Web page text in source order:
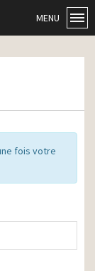
MENU
fois votre